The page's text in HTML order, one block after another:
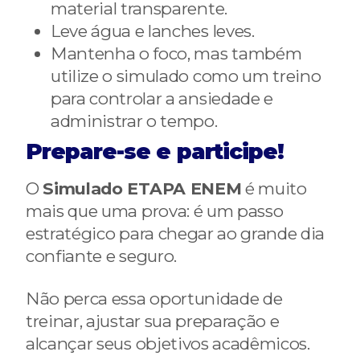
material transparente.
Leve água e lanches leves.
Mantenha o foco, mas também
utilize o simulado como um treino
para controlar a ansiedade e
administrar o tempo.
Prepare-se e participe!
O Simulado ETAPA ENEM é muito
mais que uma prova: é um passo
estratégico para chegar ao grande dia
confiante e seguro.
Não perca essa oportunidade de
treinar, ajustar sua preparação e
alcançar seus objetivos acadêmicos.